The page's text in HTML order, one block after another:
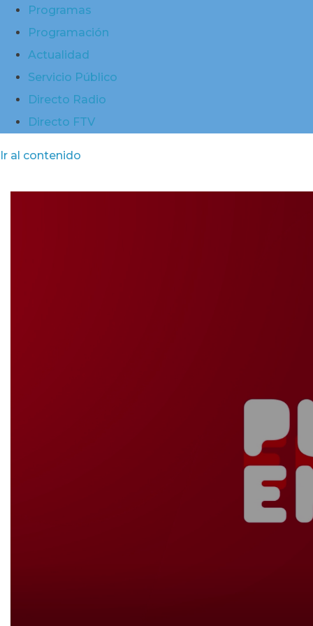
Programas
Programación
Actualidad
Servicio Público
Directo Radio
Directo FTV
Ir al contenido